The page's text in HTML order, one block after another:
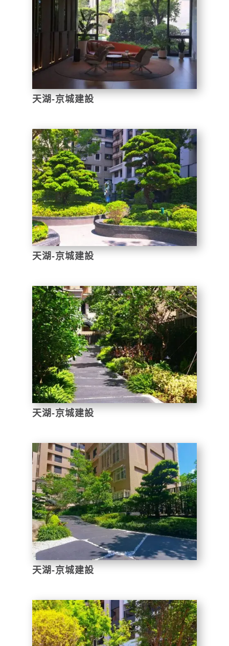
天湖-京城建設
天湖-京城建設
天湖-京城建設
天湖-京城建設